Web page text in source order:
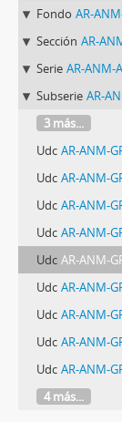
Fondo AR-
Sección AR-
Serie AR-ANM-
Subserie AR-
3 más...
Udc AR-ANM-
Udc AR-ANM-
Udc AR-ANM-
Udc AR-ANM-
Udc AR-ANM-
Udc AR-ANM-
Udc AR-ANM-
Udc AR-ANM-
Udc AR-ANM-
4 más...